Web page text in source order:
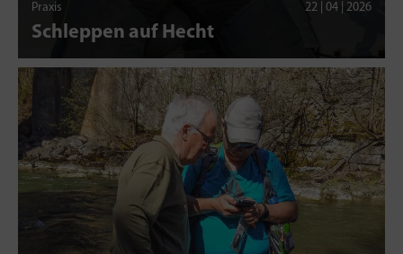
Praxis 22 | 04 | 2026
Schleppen auf Hecht